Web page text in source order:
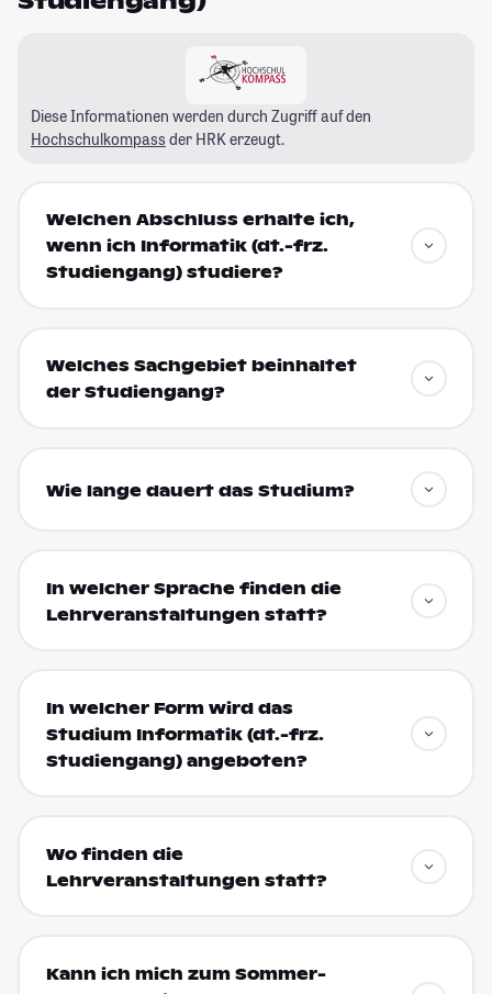
Diese Informationen werden durch Zugriff auf den
Hochschulkompass der HRK erzeugt.
Welchen Abschluss erhalte ich,
wenn ich Informatik (dt.-frz.
Studiengang) studiere?
Welches Sachgebiet beinhaltet
der Studiengang?
Wie lange dauert das Studium?
In welcher Sprache finden die
Lehrveranstaltungen statt?
In welcher Form wird das
Studium Informatik (dt.-frz.
Studiengang) angeboten?
Wo finden die
Lehrveranstaltungen statt?
Kann ich mich zum Sommer-